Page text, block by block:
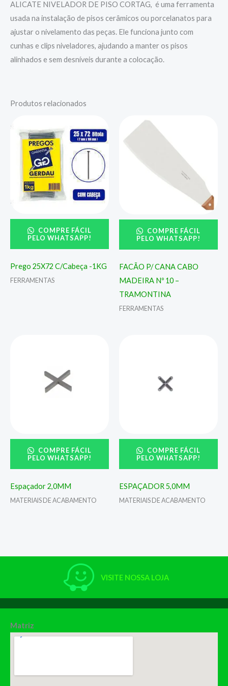
ALICATE NIVELADOR DE PISO CORTAG, é uma ferramenta
usada na instalação de pisos cerâmicos ou porcelanatos para
ajustar o nivelamento das peças. Ele funciona junto com
cunhas e clips niveladores, ajudando a manter os pisos
alinhados e sem desníveis durante a colocação.
Produtos relacionados
COMPRE FÁCIL
PELO WHATSAPP!
Prego 25X72 C/Cabeça -1KG
FERRAMENTAS
COMPRE FÁCIL
PELO WHATSAPP!
FACÃO P/ CANA CABO
MADEIRA Nº 10 –
TRAMONTINA
FERRAMENTAS
COMPRE FÁCIL
PELO WHATSAPP!
Espaçador 2,0MM
MATERIAIS DE ACABAMENTO
COMPRE FÁCIL
PELO WHATSAPP!
ESPAÇADOR 5,0MM
MATERIAIS DE ACABAMENTO
VISITE NOSSA LOJA
Matriz